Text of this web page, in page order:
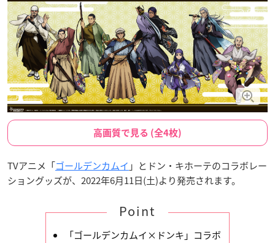
高画質で見る (全4枚)
TVアニメ「ゴールデンカムイ 」とドン・キホーテのコラボレー
ショングッズが、2022年6月11日(土)より発売されます。
Point
「ゴールデンカムイ×ドンキ」コラボ